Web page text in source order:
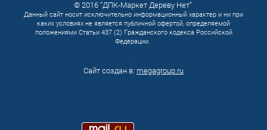
© 2016 “ДПК-Маркет Дереву Нет”
Данный сайт носит исключительно информационный характер и ни при
каких условиях не является публичной офертой, определяемой
положениями Статьи 437 (2) Гражданского кодекса Российской
Федерации.
.
Сайт создан в: megagroup.ru